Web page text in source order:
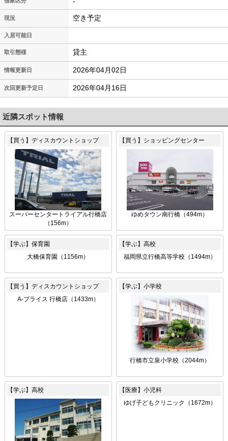
現況 空き予定
入居可能日
取引態様 貸主
情報更新日 2026年04月02日
次回更新予定日 2026年04月16日
近隣スポット情報
【買う】ディスカウントショップ
スーパーセンタートライアル行橋店
（156m）
【買う】ショッピングセンター
ゆめタウン南行橋（494m）
【学ぶ】保育園
大橋保育園（1156m）
【学ぶ】高校
福岡県立行橋高等学校（1494m）
【買う】ディスカウントショップ
A-プライス 行橋店（1433m）
【学ぶ】小学校
行橋市立泉小学校（2044m）
【学ぶ】高校
【医療】小児科
ゆげ子どもクリニック（1672m）